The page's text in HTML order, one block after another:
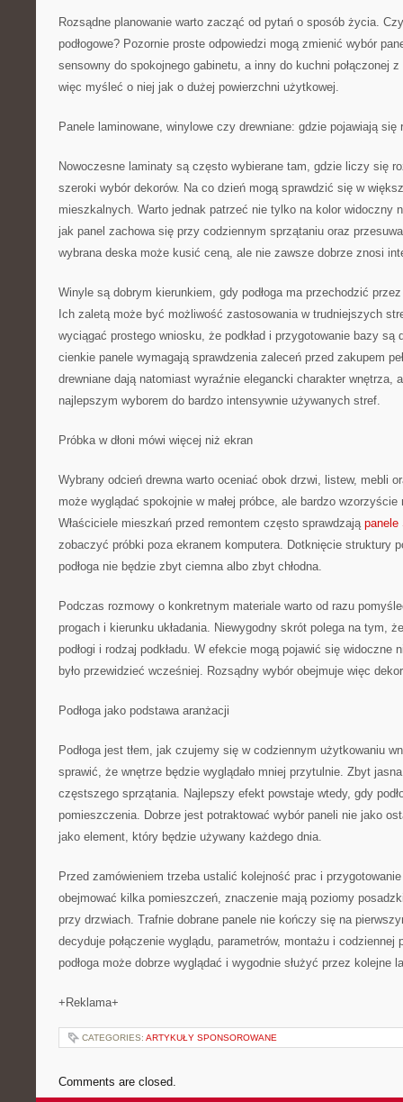
Rozsądne planowanie warto zacząć od pytań o sposób życia.
podłogowe? Pozornie proste odpowiedzi mogą zmienić wybór
sensowny do spokojnego gabinetu, a inny do kuchni połączonej
więc myśleć o niej jak o dużej powierzchni użytkowej.
Panele laminowane, winylowe czy drewniane: gdzie pojawiają się
Nowoczesne laminaty są często wybierane tam, gdzie liczy się
szeroki wybór dekorów. Na co dzień mogą sprawdzić się w
mieszkalnych. Warto jednak patrzeć nie tylko na kolor widoczny
jak panel zachowa się przy codziennym sprzątaniu oraz
wybrana deska może kusić ceną, ale nie zawsze dobrze znosi
Winyle są dobrym kierunkiem, gdy podłoga ma przechodzić
Ich zaletą może być możliwość zastosowania w trudniejszych
wyciągać prostego wniosku, że podkład i przygotowanie bazy są
cienkie panele wymagają sprawdzenia zaleceń przed zakupem
drewniane dają natomiast wyraźnie elegancki charakter wnętrza,
najlepszym wyborem do bardzo intensywnie używanych stref.
Próbka w dłoni mówi więcej niż ekran
Wybrany odcień drewna warto oceniać obok drzwi, listew, mebli
może wyglądać spokojnie w małej próbce, ale bardzo
Właściciele mieszkań przed remontem często sprawdzają panele
zobaczyć próbki poza ekranem komputera. Dotknięcie struktury
podłoga nie będzie zbyt ciemna albo zbyt chłodna.
Podczas rozmowy o konkretnym materiale warto od razu
progach i kierunku układania. Niewygodny skrót polega na tym,
podłogi i rodzaj podkładu. W efekcie mogą pojawić się widoczne
było przewidzieć wcześniej. Rozsądny wybór obejmuje więc
Podłoga jako podstawa aranżacji
Podłoga jest tłem, jak czujemy się w codziennym użytkowaniu
sprawić, że wnętrze będzie wyglądało mniej przytulnie. Zbyt
częstszego sprzątania. Najlepszy efekt powstaje wtedy, gdy
pomieszczenia. Dobrze jest potraktować wybór paneli nie jako
jako element, który będzie używany każdego dnia.
Przed zamówieniem trzeba ustalić kolejność prac i
obejmować kilka pomieszczeń, znaczenie mają poziomy
przy drzwiach. Trafnie dobrane panele nie kończy się na
decyduje połączenie wyglądu, parametrów, montażu i codziennej
podłoga może dobrze wyglądać i wygodnie służyć przez kolejne
+Reklama+
CATEGORIES: ARTYKUŁY SPONSOROWANE
Comments are closed.